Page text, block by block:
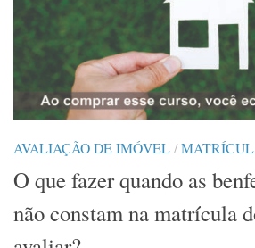
AVALIAÇÃO DE IMÓVEL/
O que fazer quando as
não constam na matrícula